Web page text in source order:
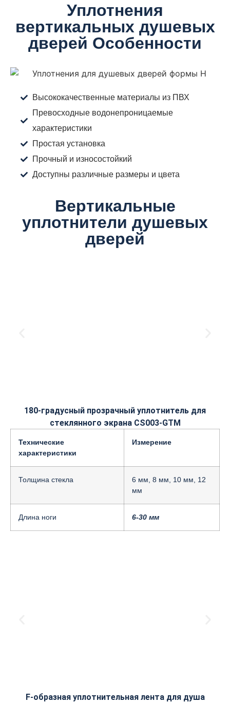
Уплотнения
вертикальных душевых
дверей Особенности
Высококачественные материалы из ПВХ
Превосходные водонепроницаемые
характеристики
Простая установка
Прочный и износостойкий
Доступны различные размеры и цвета
Вертикальные
уплотнители душевых
дверей
180-градусный прозрачный уплотнитель для
стеклянного экрана CS003-GTM
Технические
характеристики
Измерение
Толщина стекла
6 мм, 8 мм, 10 мм, 12
мм
Длина ноги 6-30 мм
F-образная уплотнительная лента для душа